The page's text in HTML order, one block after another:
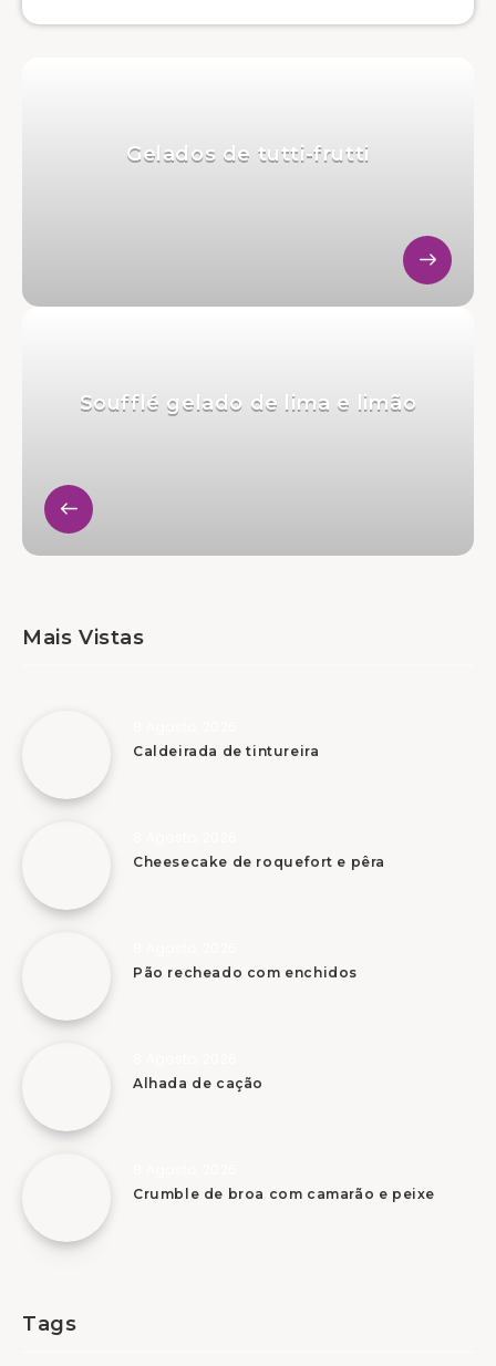
Gelados de tutti-frutti
Soufflé gelado de lima e limão
Mais Vistas
Caldeirada de tintureira
Cheesecake de roquefort e pêra
Pão recheado com enchidos
Alhada de cação
Crumble de broa com camarão e peixe
Tags